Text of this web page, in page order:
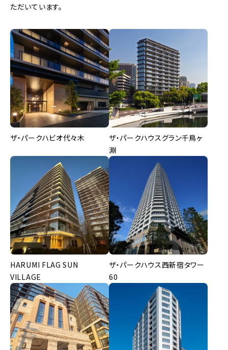
ただいています。
ザ・パークハビオ代々木
ザ・パークハウスグラン千鳥ヶ
淵
HARUMI FLAG SUN
VILLAGE
ザ・パークハウス西新宿タワー
60